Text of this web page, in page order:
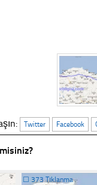
Twitter Facebook
☐ 373 Tıklanma